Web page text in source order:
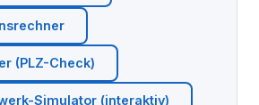
(PLZ-Check)
Simulator (interaktiv)